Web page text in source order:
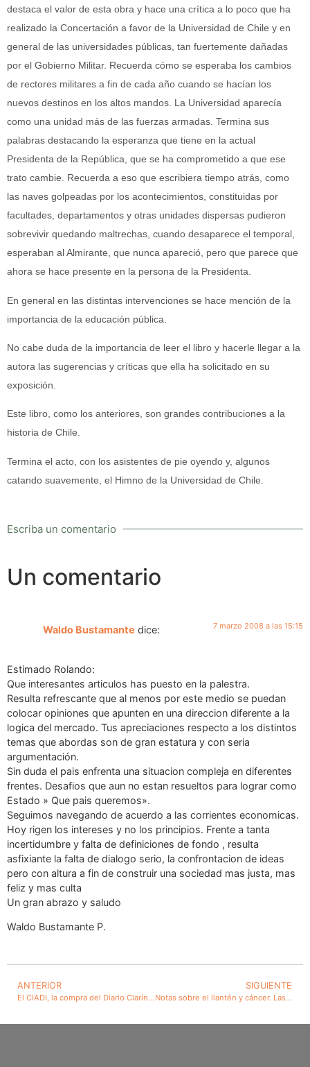
destaca el valor de esta obra y hace una crítica a lo poco que ha
realizado la Concertación a favor de la Universidad de Chile y en
general de las universidades públicas, tan fuertemente dañadas
por el Gobierno Militar. Recuerda cómo se esperaba los cambios
de rectores militares a fin de cada año cuando se hacían los
nuevos destinos en los altos mandos. La Universidad aparecía
como una unidad más de las fuerzas armadas. Termina sus
palabras destacando la esperanza que tiene en la actual
Presidenta de la República, que se ha comprometido a que ese
trato cambie. Recuerda a eso que escribiera tiempo atrás, como
las naves golpeadas por los acontecimientos, constituidas por
facultades, departamentos y otras unidades dispersas pudieron
sobrevivir quedando maltrechas, cuando desaparece el temporal,
esperaban al Almirante, que nunca apareció, pero que parece que
ahora se hace presente en la persona de la Presidenta.
En general en las distintas intervenciones se hace mención de la
importancia de la educación pública.
No cabe duda de la importancia de leer el libro y hacerle llegar a la
autora las sugerencias y críticas que ella ha solicitado en su
exposición.
Este libro, como los anteriores, son grandes contribuciones a la
historia de Chile.
Termina el acto, con los asistentes de pie oyendo y, algunos
catando suavemente, el Himno de la Universidad de Chile.
Escriba un comentario
Un comentario
Waldo Bustamante dice: 7 marzo 2008 a las 15:15
Estimado Rolando:
Que interesantes articulos has puesto en la palestra.
Resulta refrescante que al menos por este medio se puedan
colocar opiniones que apunten en una direccion diferente a la
logica del mercado. Tus apreciaciones respecto a los distintos
temas que abordas son de gran estatura y con seria
argumentación.
Sin duda el pais enfrenta una situacion compleja en diferentes
frentes. Desafios que aun no estan resueltos para lograr como
Estado » Que pais queremos».
Seguimos navegando de acuerdo a las corrientes economicas.
Hoy rigen los intereses y no los principios. Frente a tanta
incertidumbre y falta de definiciones de fondo , resulta
asfixiante la falta de dialogo serio, la confrontacion de ideas
pero con altura a fin de construir una sociedad mas justa, mas
feliz y mas culta
Un gran abrazo y saludo
Waldo Bustamante P.
ANTERIOR
El CIADI, la compra del Diario Clarín y la legislación chilena de tratamiento a la inversión extranjeta
SIGUIENTE
Notas sobre el llantén y cáncer. Las interesantes cualidades medicinales de los plantagos.